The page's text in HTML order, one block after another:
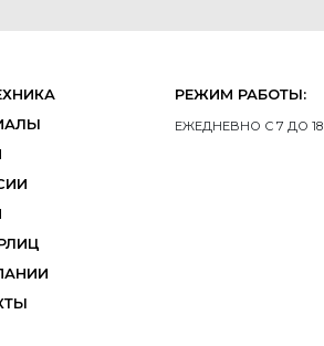
РЕЖИМ РАБОТЫ:
ЕЖЕДНЕВНО С 7 ДО 18